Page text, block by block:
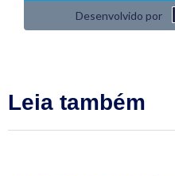
Leia também